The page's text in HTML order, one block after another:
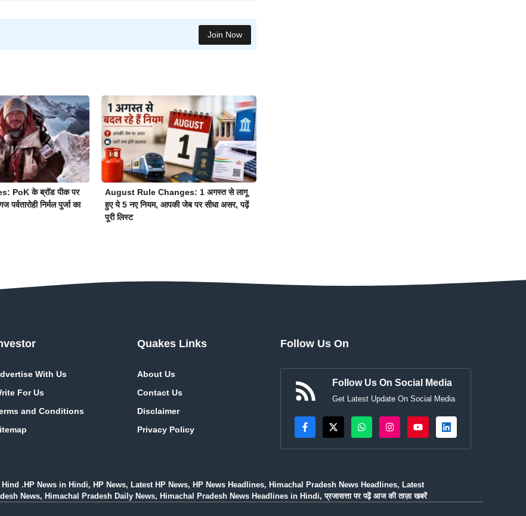
Join Now
PoK के ब्रॉड पीक पर
पर्वतारोही निर्मल पुर्जा का
August Rule Changes: 1 अगस्त से लागू
हुए ये 5 नए नियम, आपकी जेब पर सीधा असर, पढ़ें
पूरी लिस्ट
With Us
For Us
and Conditions
Quakes Links
About Us
Contact Us
Disclaimer
Privacy Policy
Follow Us On
Follow Us On Social Media
Get Latest Update On Social Media
.HP News in Hindi, HP News, Latest HP News, HP News Headlines, Himachal Pradesh News Headlines, Latest
News, Himachal Pradesh Daily News, Himachal Pradesh News Headlines in Hindi, प्रजासत्ता पर पढ़ें आज की ताज़ा खबरें